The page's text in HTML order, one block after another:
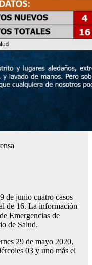
de junio cuatro casos
de 16. La información
Emergencias de
de Salud.
29 de mayo 2020,
03 y uno más el